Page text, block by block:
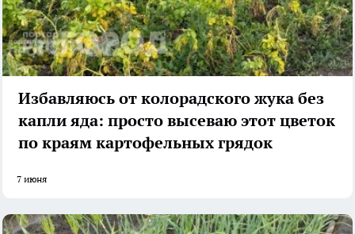
Избавляюсь от колорадского жука без
капли яда: просто высеваю этот цветок
по краям картофельных грядок
7 июня